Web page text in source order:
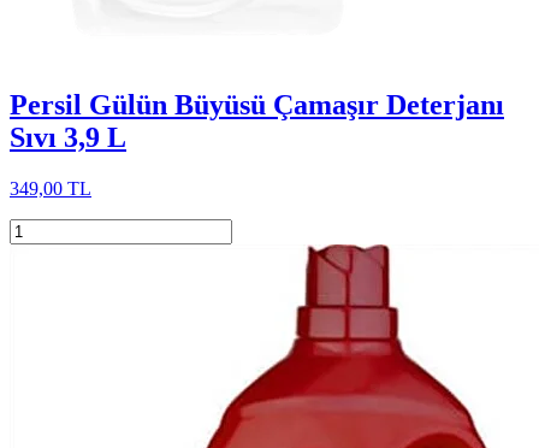
Persil Gülün Büyüsü Çamaşır Deterjanı
Sıvı 3,9 L
349,00 TL